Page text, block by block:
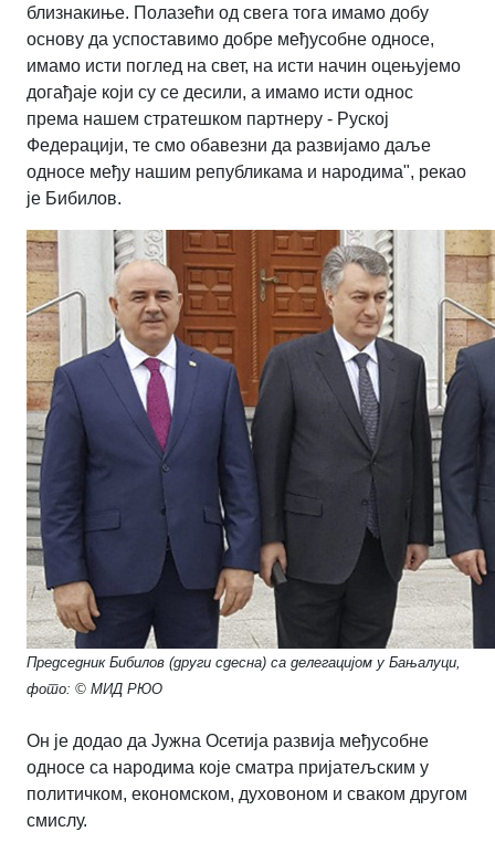
близнакиње. Полазећи од свега тога имамо добу
основу да успоставимо добре међусобне односе,
имамо исти поглед на свет, на исти начин оцењујемо
догађаје који су се десили, а имамо исти однос
према нашем стратешком партнеру - Руској
Федерацији, те смо обавезни да развијамо даље
односе међу нашим републикама и народима", рекао
је Бибилов.
Председник Бибилов (други сдесна) са делегацијом у Бањалуци,
фото: © МИД РЮО
Он је додао да Јужна Осетија развија међусобне
односе са народима које сматра пријатељским у
политичком, економском, духовоном и сваком другом
смислу.